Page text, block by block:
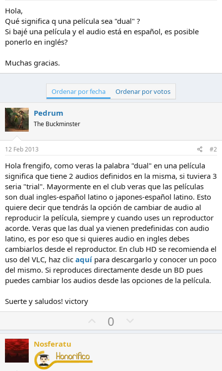
t
m
a
c
i
o
Hola,
Qué significa q una película sea "dual" ?
Si bajé una película y el audio está en español, es posible
ponerlo en inglés?
Muchas gracias.
Ordenar por fecha Ordenar por votos
Pedrum
The Buckminster
12 Feb 2013 #2
Hola frengifo, como veras la palabra "dual" en una película
significa que tiene 2 audios definidos en la misma, si tuviera 3
seria "trial". Mayormente en el club veras que las películas
son dual ingles-español latino o japones-español latino. Esto
quiere decir que tendrás la opción de cambiar de audio al
reproducir la película, siempre y cuando uses un reproductor
acorde. Veras que las dual ya vienen predefinidas con audio
latino, es por eso que si quieres audio en ingles debes
cambiarlos desde el reproductor. En club HD se recomienda el
uso del VLC, haz clic aquí para descargarlo y conocer un poco
del mismo. Si reproduces directamente desde un BD pues
puedes cambiar los audios desde las opciones de la película.
Suerte y saludos! victory
o
0
o
Nosferatu